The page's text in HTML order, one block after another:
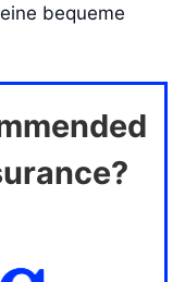
eine bequeme